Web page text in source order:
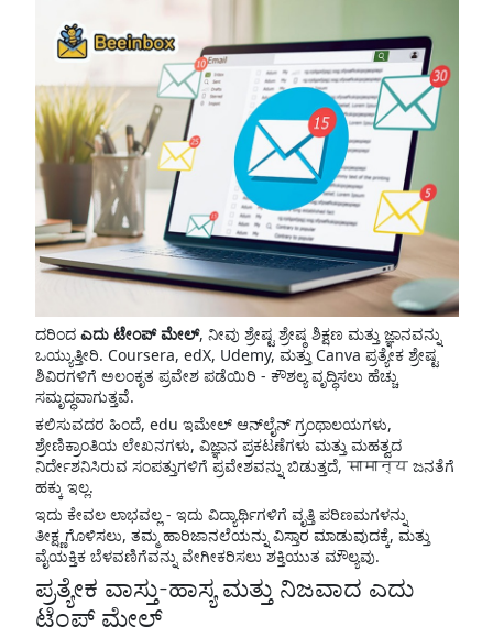
ದರಿಂದ ಎದು ಟೇಂಪ್ ಮೇಲ್, ನೀವು ಶ್ರೇಷ್ಟ ಶ್ರೇಷ್ಠ ಶಿಕ್ಷಣ ಮತ್ತು ಜ್ಞಾನವನ್ನು
ಒಯ್ಯುತ್ತೀರಿ. Coursera, edX, Udemy, ಮತ್ತು Canva ಪ್ರತ್ಯೇಕ ಶ್ರೇಷ್ಟ
ಶಿವಿರಗಳಿಗೆ ಅಲಂಕೃತ ಪ್ರವೇಶ ಪಡೆಯಿರಿ - ಕೌಶಲ್ಯ ವೃದ್ಧಿಸಲು ಹೆಚ್ಚು
ಸಮೃದ್ಧವಾಗುತ್ತವೆ.
ಕಲಿಸುವದರ ಹಿಂದೆ, edu ಇಮೇಲ್ ಆನ್‌ಲೈನ್ ಗ್ರಂಥಾಲಯಗಳು,
ಶ್ರೇಣಿಕ್ರಾಂತಿಯ ಲೇಖನಗಳು, ವಿಜ್ಞಾನ ಪ್ರಕಟಣೆಗಳು ಮತ್ತು ಮಹತ್ವದ
ನಿರ್ದೇಶನಿಸಿರುವ ಸಂಪತ್ತುಗಳಿಗೆ ಪ್ರವೇಶವನ್ನು ಬಿಡುತ್ತದೆ, सामान्य ಜನತೆಗೆ
ಹಕ್ಕು ಇಲ್ಲ.
ಇದು ಕೇವಲ ಲಾಭವಲ್ಲ - ಇದು ವಿದ್ಯಾರ್ಥಿಗಳಿಗೆ ವೃತ್ತಿ ಪರಿಣಮಗಳನ್ನು
ತೀಕ್ಷ್ಣಗೊಳಿಸಲು, ತಮ್ಮ ಹಾರಿಜಾನಲೆಯನ್ನು ವಿಸ್ತಾರ ಮಾಡುವುದಕ್ಕೆ, ಮತ್ತು
ವೈಯಕ್ತಿಕ ಬೆಳವಣಿಗೆವನ್ನು ವೇಗೀಕರಿಸಲು ಶಕ್ತಿಯುತ ಮೌಲ್ಯವು.
ಪ್ರತ್ಯೇಕ ವಾಸ್ತು-ಹಾಸ್ಯ ಮತ್ತು ನಿಜವಾದ ಎದು
ಟೆಂಪ್ ಮೇಲ್